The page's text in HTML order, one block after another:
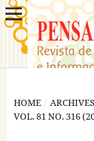
HOME / ARCHIVES
VOL. 81 NO. 316